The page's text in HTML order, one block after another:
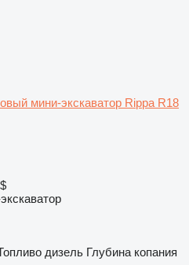
мини-экскаватор Rippa R18
дизель Глубина копания